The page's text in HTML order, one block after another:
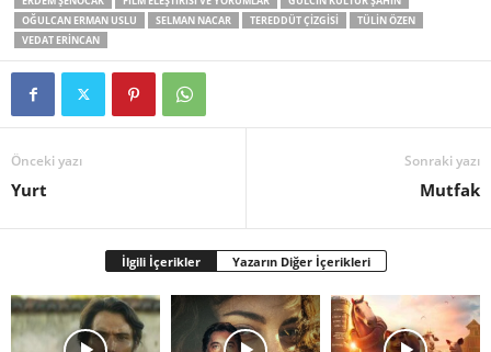
OĞULCAN ERMAN USLU
SELMAN NACAR TEREDDÜT ÇIZGISI
TÜLIN ÖZEN
VEDAT ERINCAN
Önceki yazı
Yurt
Sonraki yazı
Mutfak
İlgili İçerikler Yazarın Diğer İçerikleri